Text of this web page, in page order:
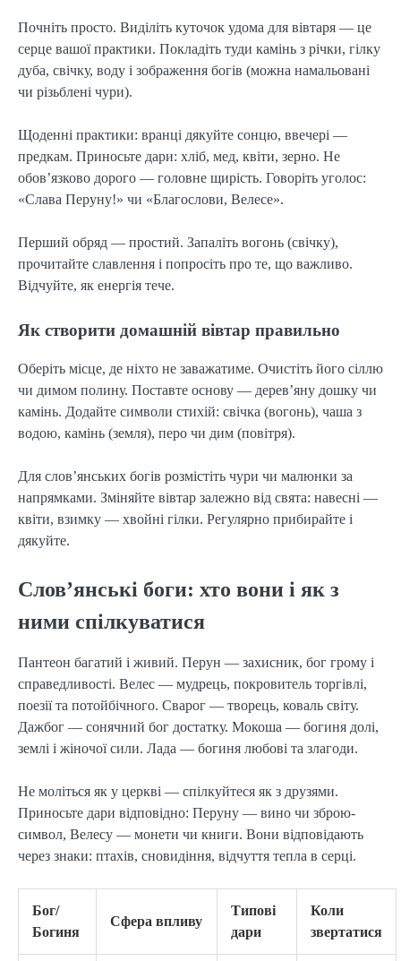
Почніть просто. Виділіть куточок удома для вівтаря — це
серце вашої практики. Покладіть туди камінь з річки, гілку
дуба, свічку, воду і зображення богів (можна намальовані
чи різьблені чури).
Щоденні практики: вранці дякуйте сонцю, ввечері —
предкам. Приносьте дари: хліб, мед, квіти, зерно. Не
обов’язково дорого — головне щирість. Говоріть уголос:
«Слава Перуну!» чи «Благослови, Велесе».
Перший обряд — простий. Запаліть вогонь (свічку),
прочитайте славлення і попросіть про те, що важливо.
Відчуйте, як енергія тече.
Як створити домашній вівтар правильно
Оберіть місце, де ніхто не заважатиме. Очистіть його сіллю
чи димом полину. Поставте основу — дерев’яну дошку чи
камінь. Додайте символи стихій: свічка (вогонь), чаша з
водою, камінь (земля), перо чи дим (повітря).
Для слов’янських богів розмістіть чури чи малюнки за
напрямками. Зміняйте вівтар залежно від свята: навесні —
квіти, взимку — хвойні гілки. Регулярно прибирайте і
дякуйте.
Слов’янські боги: хто вони і як з
ними спілкуватися
Пантеон багатий і живий. Перун — захисник, бог грому і
справедливості. Велес — мудрець, покровитель торгівлі,
поезії та потойбічного. Сварог — творець, коваль світу.
Дажбог — сонячний бог достатку. Мокоша — богиня долі,
землі і жіночої сили. Лада — богиня любові та злагоди.
Не моліться як у церкві — спілкуйтеся як з друзями.
Приносьте дари відповідно: Перуну — вино чи зброю-
символ, Велесу — монети чи книги. Вони відповідають
через знаки: птахів, сновидіння, відчуття тепла в серці.
Бог/
Богиня
Сфера впливу
Типові
дари
Коли
звертатися